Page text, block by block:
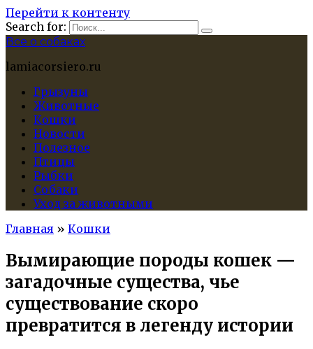
Перейти к контенту
Search for:
Все о собаках
lamiacorsiero.ru
Грызуны
Животные
Кошки
Новости
Полезное
Птицы
Рыбки
Собаки
Уход за животными
Главная » Кошки
Вымирающие породы кошек —
загадочные существа, чье
существование скоро
превратится в легенду истории